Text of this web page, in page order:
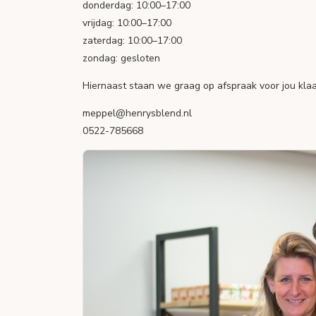
donderdag: 10:00–17:00
vrijdag: 10:00–17:00
zaterdag: 10:00–17:00
zondag: gesloten
Hiernaast staan we graag op afspraak voor jou
meppel@henrysblend.nl
0522-785668